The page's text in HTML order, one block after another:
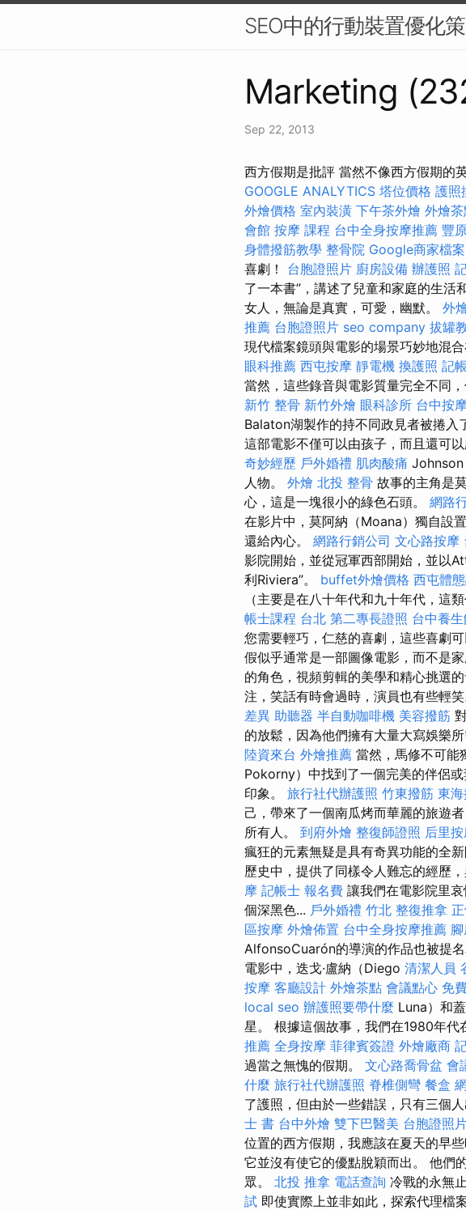
SEO中的行動裝置優化
Marketing
Sep 22, 2013
西方假期是批評 當然不像西方假期的
GOOGLE ANALYTICS 塔位價格 護照
外燴價格 室內裝潢 下午茶外燴 外燴
會館 按摩 課程 台中全身按摩推薦 豐
身體撥筋教學 整骨院 Google商家檔案
喜劇！ 台胞證照片 廚房設備 辦護照
了一本書”，講述了兒童和家庭的生活
女人，無論是真實，可愛，幽默。 外
推薦 台胞證照片 seo company 拔罐
現代檔案鏡頭與電影的場景巧妙地混
眼科推薦 西屯按摩 靜電機 換護照 記
當然，這些錄音與電影質量完全不同
新竹 整骨 新竹外燴 眼科診所 台中按
Balaton湖製作的持不同政見者被捲入
這部電影不僅可以由孩子，而且還可
奇妙經歷 戶外婚禮 肌肉酸痛 Johnson
人物。 外燴 北投 整骨 故事的主角是
心，這是一塊很小的綠色石頭。 網路
在影片中，莫阿納（Moana）獨自設
還給內心。 網路行銷公司 文心路按摩
影院開始，並從冠軍西部開始，並以
利Riviera”。 buffet外燴價格 西屯體
（主要是在八十年代和九十年代，這
帳士課程 台北 第二專長證照 台中養
您需要輕巧，仁慈的喜劇，這些喜劇
假似乎通常是一部圖像電影，而不是家
的角色，視頻剪輯的美學和精心挑選
注，笑話有時會過時，演員也有些輕笑
差異 助聽器 半自動咖啡機 美容撥筋
的放鬆，因為他們擁有大量大寫娛樂
陸資來台 外燴推薦 當然，馬修不可能
Pokorny）中找到了一個完美的伴侶
印象。 旅行社代辦護照 竹東撥筋 東
己，帶來了一個南瓜烤而華麗的旅遊
所有人。 到府外燴 整復師證照 后里
瘋狂的元素無疑是具有奇異功能的全
歷史中，提供了同樣令人難忘的經歷
摩 記帳士 報名費 讓我們在電影院里
個深黑色... 戶外婚禮 竹北 整復推拿
區按摩 外燴佈置 台中全身按摩推薦
AlfonsoCuarón的導演的作品也被提名
電影中，迭戈·盧納（Diego 清潔人員
按摩 客廳設計 外燴茶點 會議點心 免
local seo 辦護照要帶什麼 Luna）和
星。 根據這個故事，我們在1980年
推薦 全身按摩 菲律賓簽證 外燴廠商
過當之無愧的假期。 文心路喬骨盆 會
什麼 旅行社代辦護照 脊椎側彎 餐盒
了護照，但由於一些錯誤，只有三個
士 書 台中外燴 雙下巴醫美 台胞證照
位置的西方假期，我應該在夏天的早
它並沒有使它的優點脫穎而出。 他們
眾。 北投 推拿 電話查詢 冷戰的永無
試 即使實際上並非如此，探索代理檔